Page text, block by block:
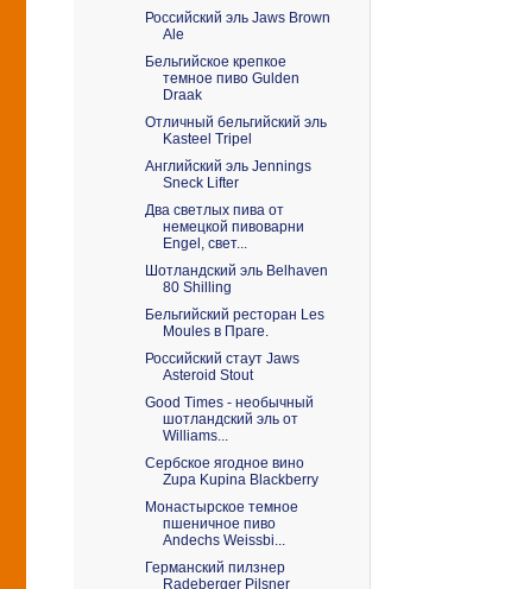
Российский эль Jaws Brown
Ale
Бельгийское крепкое
темное пиво Gulden
Draak
Отличный бельгийский эль
Kasteel Tripel
Английский эль Jennings
Sneck Lifter
Два светлых пива от
немецкой пивоварни
Engel, свет...
Шотландский эль Belhaven
80 Shilling
Бельгийский ресторан Les
Moules в Праге.
Российский стаут Jaws
Asteroid Stout
Good Times - необычный
шотландский эль от
Williams...
Сербское ягодное вино
Zupa Kupina Blackberry
Монастырское темное
пшеничное пиво
Andechs Weissbi...
Германский пилзнер
Radeberger Pilsner